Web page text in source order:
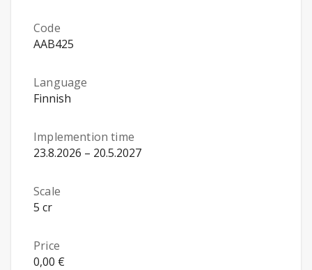
Code
AAB425
Language
Finnish
Implemention time
23.8.2026 – 20.5.2027
Scale
5 cr
Price
0,00 €